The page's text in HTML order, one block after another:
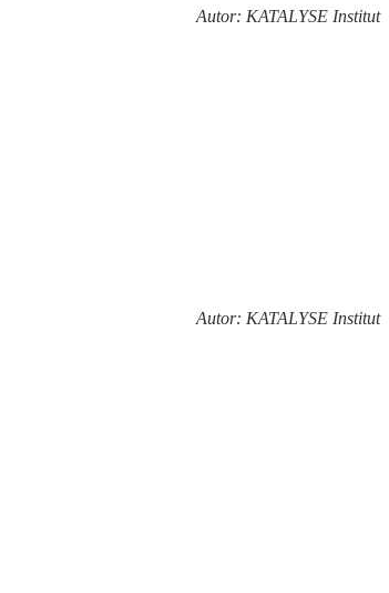
Autor: KATALYSE Institut
Autor: KATALYSE Institut